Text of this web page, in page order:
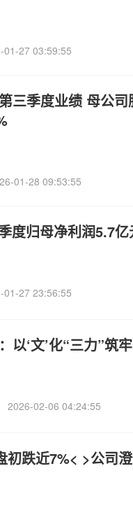
01-27 03:59:55
三季度业绩 母公
01-28 09:53:55
度归母净利润5.7
01-27 23:56:55
以‘文’化“三力”筑
2026-02-06 04:24:55
初跌近7%< >公司